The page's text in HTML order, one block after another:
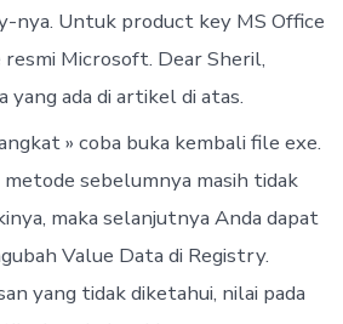
nya. Untuk product key MS Office
Microsoft. Dear Sheril,
yang ada di artikel di atas.
» coba buka kembali file exe.
metode sebelumnya masih tidak
maka selanjutnya Anda dapat
Value Data di Registry.
yang tidak diketahui, nilai pada